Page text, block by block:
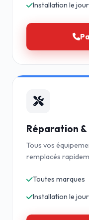
Installation le
Réparation
Tous vos
remplacés
Toutes marques
Installation le